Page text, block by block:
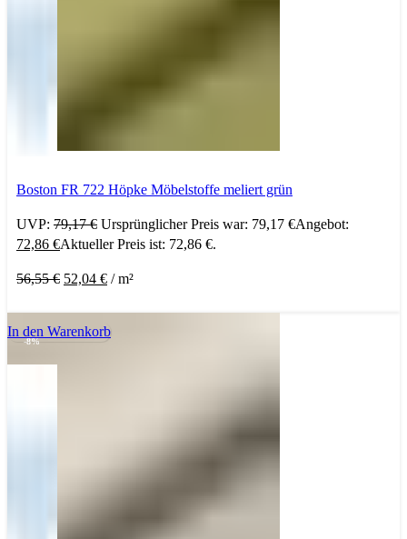
Boston FR 722 Höpke Möbelstoffe meliert grün
UVP: 79,17€ Ursprünglicher Preis war: 79,17 €Angebot:
72,86 €Aktueller Preis ist: 72,86 €.
56,55€ 52,04 € /m²
-8%
In den Warenkorb